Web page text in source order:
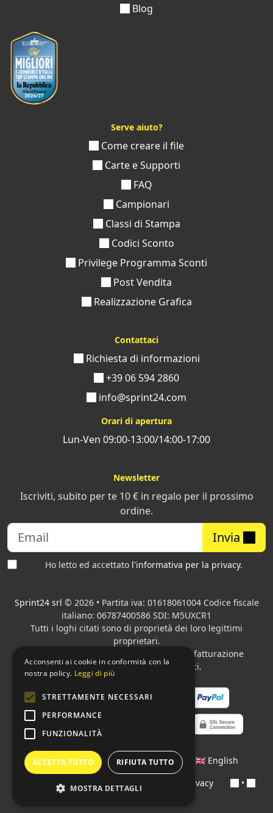
Blog
Serve aiuto?
Come creare il file
Carte e Supporti
FAQ
Campionari
Classi di Stampa
Codici Sconto
Privilege Programma Sconti
Post Vendita
Realizzazione Grafica
Contattaci
Richiesta di informazioni
+39 06 594 2860
info@sprint24.com
Orari di apertura
Lun-Ven 09:00-13:00/14:00-17:00
Newsletter
Iscriviti, subito per te 10 € in regalo per il prossimo
ordine.
Invia
Ho letto ed accettato l'informativa per la privacy.
Sprint24 srl © 2026 • Partita iva: 01618061004 Codice fiscale
italiano: 06787400586 SDI: M5UXCR1
Tutti i loghi citati sono di proprietà dei loro legittimi
proprietari.
adibita alla fatturazione
elettronica per gli Enti pubblici.
Lingue: 🇮🇹 Italiano • 🇫🇷 Français
🇬🇧 English
• Condizioni di pagamento Privacy •
Acconsenti ai cookie in conformità con la
nostra policy. Leggi di più
STRETTAMENTE NECESSARI
PERFORMANCE
FUNZIONALITÀ
ACCETTA TUTTO RIFIUTA TUTTO
MOSTRA DETTAGLI